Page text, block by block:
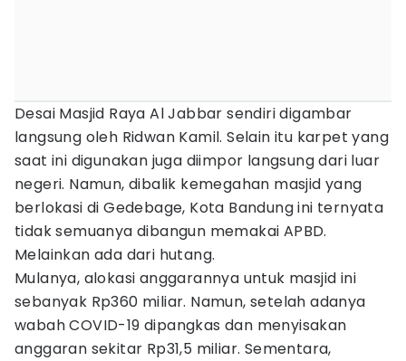
Desai Masjid Raya Al Jabbar sendiri digambar
langsung oleh Ridwan Kamil. Selain itu karpet yang
saat ini digunakan juga diimpor langsung dari luar
negeri. Namun, dibalik kemegahan masjid yang
berlokasi di Gedebage, Kota Bandung ini ternyata
tidak semuanya dibangun memakai APBD.
Melainkan ada dari hutang.
Mulanya, alokasi anggarannya untuk masjid ini
sebanyak Rp360 miliar. Namun, setelah adanya
wabah COVID-19 dipangkas dan menyisakan
anggaran sekitar Rp31,5 miliar. Sementara,